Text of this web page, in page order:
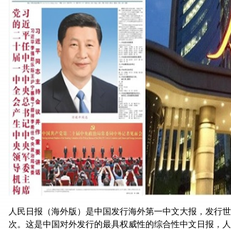
人民日报（海外版）是中国发行海外第一中文大报，发行
次。这是中国对外发行的最具权威性的综合性中文日报，